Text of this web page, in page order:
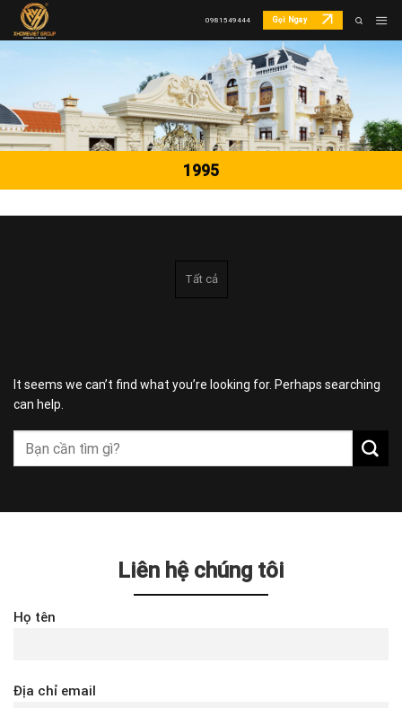
Skip
0981549444 Gọi Ngay
1995
Tất cả
It seems we can’t find what you’re looking for. Perhaps searching
can help.
Liên hệ chúng tôi
Họ tên
Địa chỉ email